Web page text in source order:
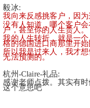
毅冰:
我向来反感挑客户，因为
没有人知道，哪个客户
户，甚至你的人生贵人。
我的人生转折，就是一
格的德国进口商那里开始
所以我是过来人，我才
无法预测的。
杭州-Claire-礼品:
感谢老师点拨。其实有
这个意思吧